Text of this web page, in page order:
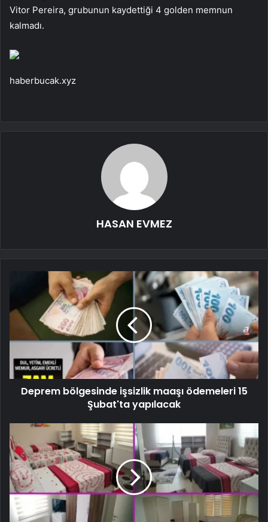
Vitor Pereira, grubunun kaydettiği 4 golden memnun
kalmadı.
haberbucak.xyz
HASAN EVMEZ
Deprem bölgesinde işsizlik maaşı ödemeleri 15
Şubat'ta yapılacak